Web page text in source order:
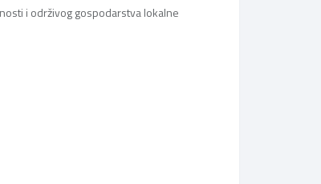
i održivog gospodarstva lokalne